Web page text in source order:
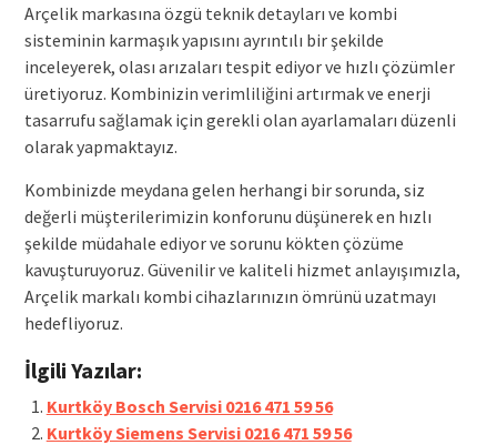
Arçelik markasına özgü teknik detayları ve kombi
sisteminin karmaşık yapısını ayrıntılı bir şekilde
inceleyerek, olası arızaları tespit ediyor ve hızlı çözümler
üretiyoruz. Kombinizin verimliliğini artırmak ve enerji
tasarrufu sağlamak için gerekli olan ayarlamaları düzenli
olarak yapmaktayız.
Kombinizde meydana gelen herhangi bir sorunda, siz
değerli müşterilerimizin konforunu düşünerek en hızlı
şekilde müdahale ediyor ve sorunu kökten çözüme
kavuşturuyoruz. Güvenilir ve kaliteli hizmet anlayışımızla,
Arçelik markalı kombi cihazlarınızın ömrünü uzatmayı
hedefliyoruz.
İlgili Yazılar:
Kurtköy Bosch Servisi 0216 471 59 56
Kurtköy Siemens Servisi 0216 471 59 56